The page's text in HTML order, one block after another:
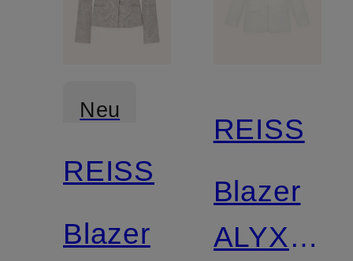
Neu
REISS
Blazer
REISS
Blazer
ALYX